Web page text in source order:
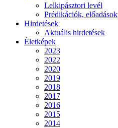
Lelkipásztori levél
Prédikációk, előadások
Hirdetések
Aktuális hirdetések
Életképek
2023
2022
2020
2019
2018
2017
2016
2015
2014